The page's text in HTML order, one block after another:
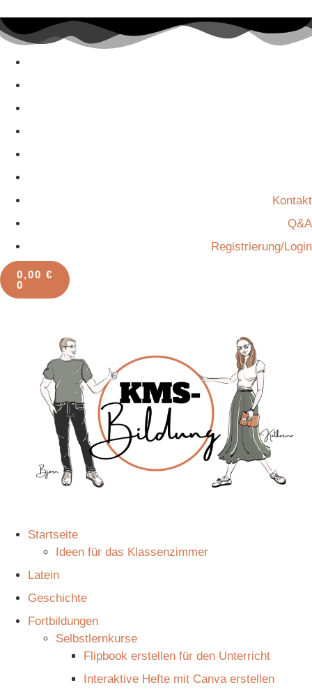
Kontakt
Q&A
Registrierung/Login
0,00 €
0
Startseite
Ideen für das Klassenzimmer
Latein
Geschichte
Fortbildungen
Selbstlernkurse
Flipbook erstellen für den Unterricht
Interaktive Hefte mit Canva erstellen